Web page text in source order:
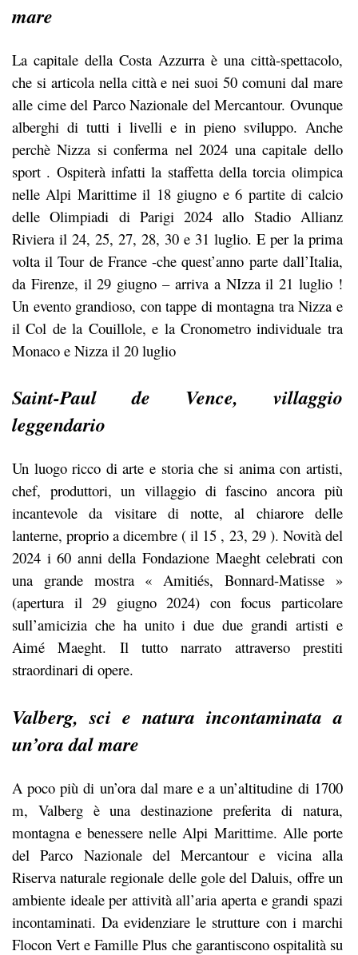
mare
La capitale della Costa Azzurra è una città-spettacolo,
che si articola nella città e nei suoi 50 comuni dal mare
alle cime del Parco Nazionale del Mercantour. Ovunque
alberghi di tutti i livelli e in pieno sviluppo. Anche
perchè Nizza si conferma nel 2024 una capitale dello
sport . Ospiterà infatti la staffetta della torcia olimpica
nelle Alpi Marittime il 18 giugno e 6 partite di calcio
delle Olimpiadi di Parigi 2024 allo Stadio Allianz
Riviera il 24, 25, 27, 28, 30 e 31 luglio. E per la prima
volta il Tour de France -che quest’anno parte dall’Italia,
da Firenze, il 29 giugno – arriva a NIzza il 21 luglio !
Un evento grandioso, con tappe di montagna tra Nizza e
il Col de la Couillole, e la Cronometro individuale tra
Monaco e Nizza il 20 luglio
Saint-Paul de Vence, villaggio
leggendario
Un luogo ricco di arte e storia che si anima con artisti,
chef, produttori, un villaggio di fascino ancora più
incantevole da visitare di notte, al chiarore delle
lanterne, proprio a dicembre ( il 15 , 23, 29 ). Novità del
2024 i 60 anni della Fondazione Maeght celebrati con
una grande mostra « Amitiés, Bonnard-Matisse »
(apertura il 29 giugno 2024) con focus particolare
sull’amicizia che ha unito i due due grandi artisti e
Aimé Maeght. Il tutto narrato attraverso prestiti
straordinari di opere.
Valberg, sci e natura incontaminata a
un’ora dal mare
A poco più di un’ora dal mare e a un’altitudine di 1700
m, Valberg è una destinazione preferita di natura,
montagna e benessere nelle Alpi Marittime. Alle porte
del Parco Nazionale del Mercantour e vicina alla
Riserva naturale regionale delle gole del Daluis, offre un
ambiente ideale per attività all’aria aperta e grandi spazi
incontaminati. Da evidenziare le strutture con i marchi
Flocon Vert e Famille Plus che garantiscono ospitalità su